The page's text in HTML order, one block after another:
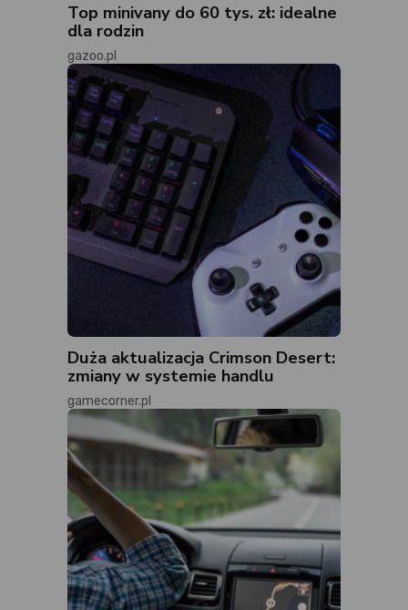
Top minivany do 60 tys. zł: idealne
dla rodzin
gazoo.pl
Duża aktualizacja Crimson Desert:
zmiany w systemie handlu
gamecorner.pl